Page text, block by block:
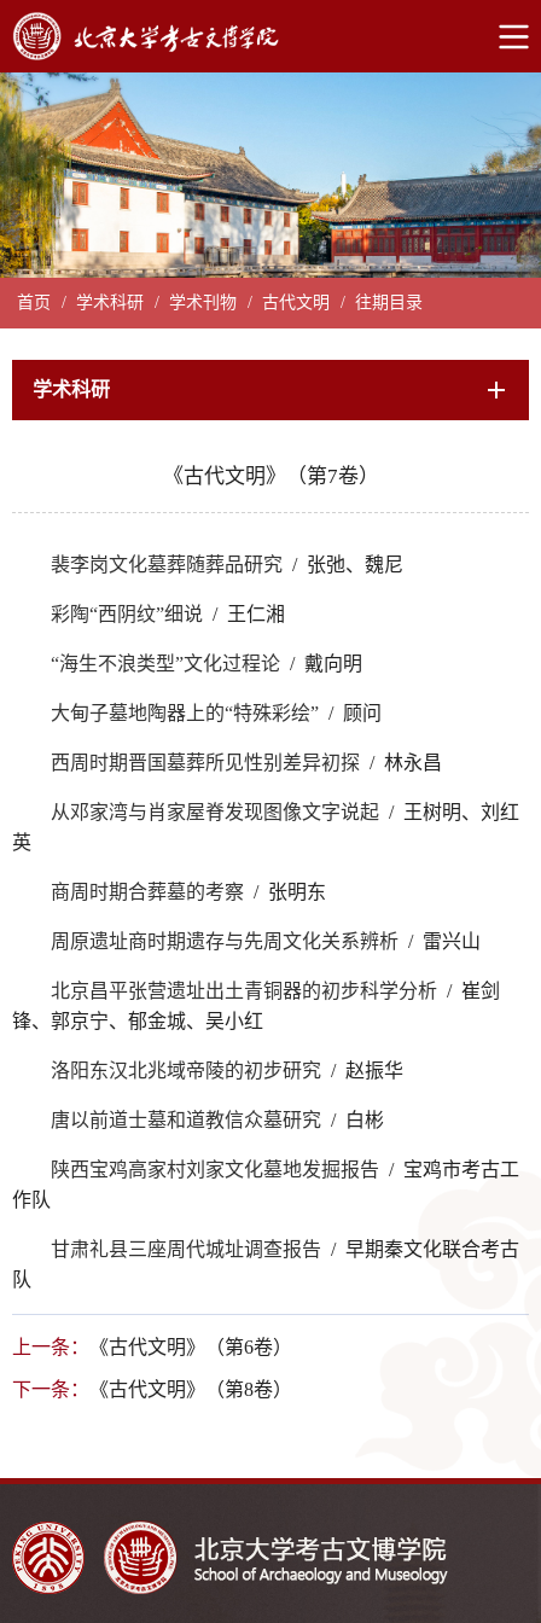
首页 / 学术科研 / 学术刊物 / 古代文明 / 往期目录
学术科研
《古代文明》（第7卷）
裴李岗文化墓葬随葬品研究 / 张弛、魏尼
彩陶“西阴纹”细说 / 王仁湘
“海生不浪类型”文化过程论 / 戴向明
大甸子墓地陶器上的“特殊彩绘” / 顾问
西周时期晋国墓葬所见性别差异初探 / 林永昌
从邓家湾与肖家屋脊发现图像文字说起 / 王树明、刘红
英
商周时期合葬墓的考察 / 张明东
周原遗址商时期遗存与先周文化关系辨析 / 雷兴山
北京昌平张营遗址出土青铜器的初步科学分析 / 崔剑
锋、郭京宁、郁金城、吴小红
洛阳东汉北兆域帝陵的初步研究 / 赵振华
唐以前道士墓和道教信众墓研究 / 白彬
陕西宝鸡高家村刘家文化墓地发掘报告 / 宝鸡市考古工
作队
甘肃礼县三座周代城址调查报告 / 早期秦文化联合考古
队
上一条： 《古代文明》（第6卷）
下一条： 《古代文明》（第8卷）